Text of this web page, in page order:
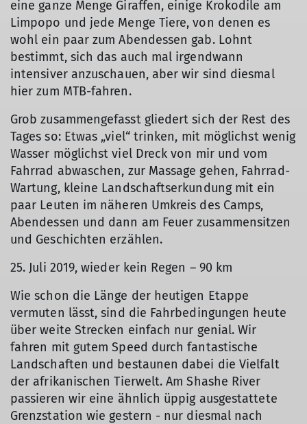
eine ganze Menge Giraffen, einige Krokodile am
Limpopo und jede Menge Tiere, von denen es
wohl ein paar zum Abendessen gab. Lohnt
bestimmt, sich das auch mal irgendwann
intensiver anzuschauen, aber wir sind diesmal
hier zum MTB-fahren.
Grob zusammengefasst gliedert sich der Rest des
Tages so: Etwas „viel“ trinken, mit möglichst wenig
Wasser möglichst viel Dreck von mir und vom
Fahrrad abwaschen, zur Massage gehen, Fahrrad-
Wartung, kleine Landschaftserkundung mit ein
paar Leuten im näheren Umkreis des Camps,
Abendessen und dann am Feuer zusammensitzen
und Geschichten erzählen.
25. Juli 2019, wieder kein Regen – 90 km
Wie schon die Länge der heutigen Etappe
vermuten lässt, sind die Fahrbedingungen heute
über weite Strecken einfach nur genial. Wir
fahren mit gutem Speed durch fantastische
Landschaften und bestaunen dabei die Vielfalt
der afrikanischen Tierwelt. Am Shashe River
passieren wir eine ähnlich üppig ausgestattete
Grenzstation wie gestern - nur diesmal nach